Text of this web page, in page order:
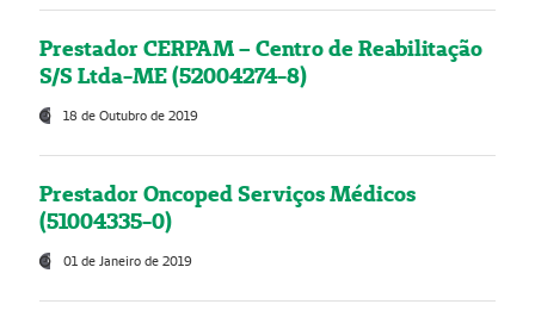
Prestador CERPAM – Centro de Reabilitação
S/S Ltda-ME (52004274-8)
18 de Outubro de 2019
Prestador Oncoped Serviços Médicos
(51004335-0)
01 de Janeiro de 2019